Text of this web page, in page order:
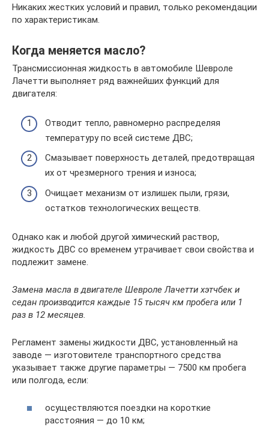
Никаких жестких условий и правил, только рекомендации
по характеристикам.
Когда меняется масло?
Трансмиссионная жидкость в автомобиле Шевроле
Лачетти выполняет ряд важнейших функций для
двигателя:
Отводит тепло, равномерно распределяя
температуру по всей системе ДВС;
Смазывает поверхность деталей, предотвращая
их от чрезмерного трения и износа;
Очищает механизм от излишек пыли, грязи,
остатков технологических веществ.
Однако как и любой другой химический раствор,
жидкость ДВС со временем утрачивает свои свойства и
подлежит замене.
Замена масла в двигателе Шевроле Лачетти хэтчбек и
седан производится каждые 15 тысяч км пробега или 1
раз в 12 месяцев.
Регламент замены жидкости ДВС, установленный на
заводе — изготовителе транспортного средства
указывает также другие параметры — 7500 км пробега
или полгода, если:
осуществляются поездки на короткие
расстояния — до 10 км;